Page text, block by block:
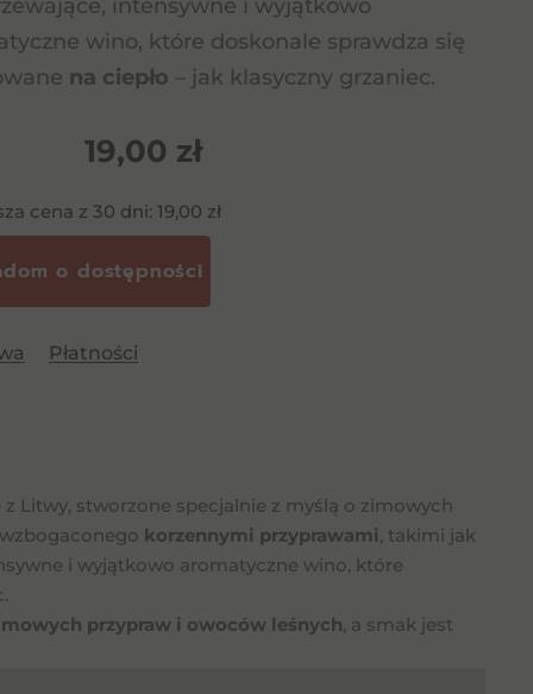
intensywne i wyjątkowo
wino, które doskonale sprawdza się
na ciepło – jak klasyczny grzaniec.
19,00 zł
cena z 30 dni: 19,00 zł
Płatności
Litwy, stworzone specjalnie z myślą o zimowych
korzennymi przyprawami, takimi jak
i wyjątkowo aromatyczne wino, które
przypraw i owoców leśnych, a smak jest